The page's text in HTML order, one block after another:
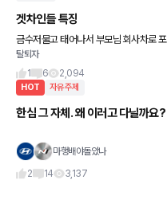
겟차인들 특징
금수저물고 태어나서 부모님 회사차로
탈퇴자
1
6 2,094
HOT 자유주제
한심 그 자체. 왜 이러고 다닐까요?
마행배야돌았나
2
14 3,137